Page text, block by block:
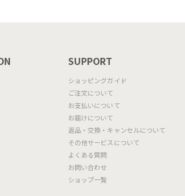
SUPPORT
ショッピングガイド
ご注文について
お支払いについて
お届けについて
返品・交換・キャンセルについて
その他サービスについて
よくある質問
お問い合わせ
ショップ一覧